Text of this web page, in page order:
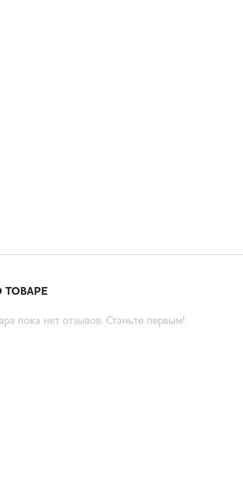
ТОВАРЕ
пока нет отзывов. Станьте первым!